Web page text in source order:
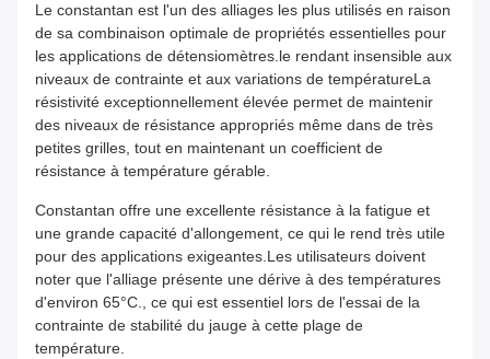
Le constantan est l'un des alliages les plus utilisés en raison
de sa combinaison optimale de propriétés essentielles pour
les applications de détensiomètres.le rendant insensible aux
niveaux de contrainte et aux variations de températureLa
résistivité exceptionnellement élevée permet de maintenir
des niveaux de résistance appropriés même dans de très
petites grilles, tout en maintenant un coefficient de
résistance à température gérable.
Constantan offre une excellente résistance à la fatigue et
une grande capacité d'allongement, ce qui le rend très utile
pour des applications exigeantes.Les utilisateurs doivent
noter que l'alliage présente une dérive à des températures
d'environ 65°C., ce qui est essentiel lors de l'essai de la
contrainte de stabilité du jauge à cette plage de
température.